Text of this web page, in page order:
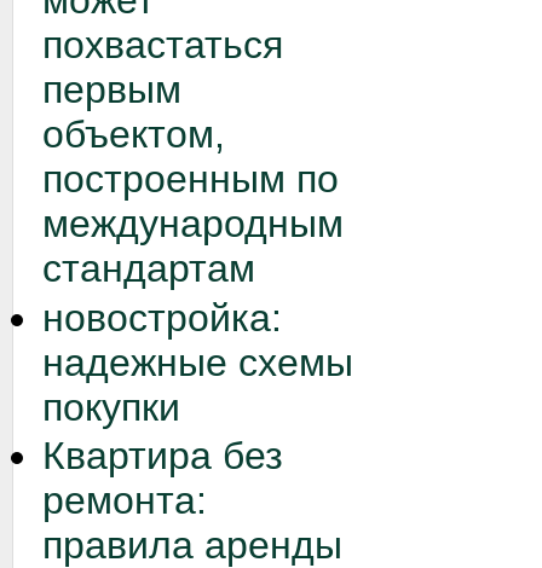
похвастаться
первым
объектом,
построенным по
международным
стандартам
новостройка:
надежные схемы
покупки
Квартира без
ремонта:
правила аренды